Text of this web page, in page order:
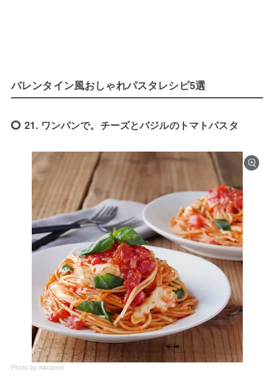
バレンタイン風おしゃれパスタレシピ5選
21. ワンパンで。チーズとバジルのトマトパスタ
Photo by macaroni